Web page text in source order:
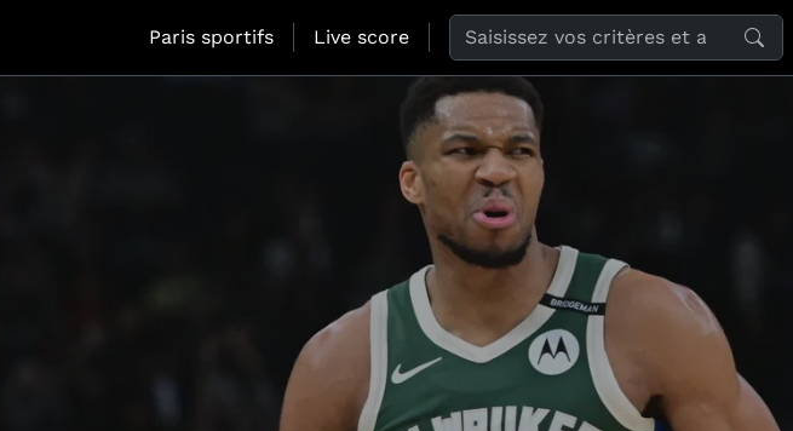
Paris sportifs Live score Search the website